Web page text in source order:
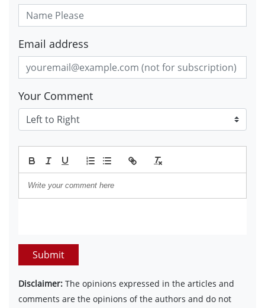
Email address
Your Comment
Submit
Disclaimer: The opinions expressed in the articles and
comments are the opinions of the authors and do not